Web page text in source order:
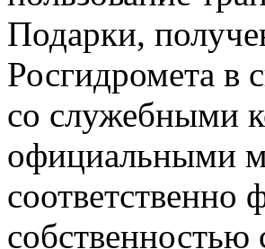
Подарки,
Росгидромета в
со служебными
официальными
соответственно
собственностью